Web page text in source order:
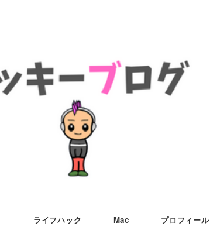
ライフハック Mac プロフィール